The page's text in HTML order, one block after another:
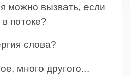
можно вызвать, если
потоке?
слова?
много другого...